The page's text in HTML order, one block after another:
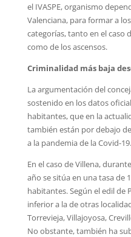
el IVASPE, organismo
Valenciana, para formar a
categorías, tanto en el caso
como de los ascensos.
Criminalidad más baja
La argumentación del
sostenido en los datos
habitantes, que en la
también están por debajo
a la pandemia de la Covid-19.
En el caso de Villena,
año se sitúa en una tasa de
habitantes. Según el edil de
inferior a la de otras
Torrevieja, Villajoyosa,
No obstante, también ha